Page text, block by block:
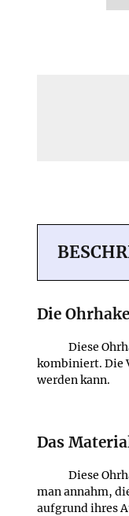
Die
Diese
kombiniert. Die
werden kann.
Das
Diese
man annahm,
aufgrund ihres